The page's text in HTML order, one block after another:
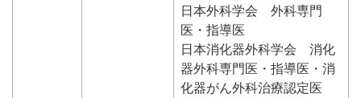
日本外科学会 外科専門
医・指導医
日本消化器外科学会 消化
器外科専門医・指導医・消
化器がん外科治療認定医